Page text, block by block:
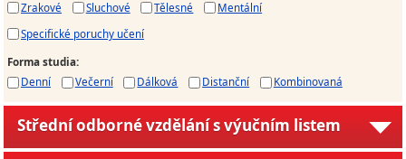
Zrakové
Sluchové Tělesné
Mentální
Specifické poruchy učení
Forma studia:
Denní
Večerní Dálková Distanční Kombinovaná
Střední odborné vzdělání s výučním listem